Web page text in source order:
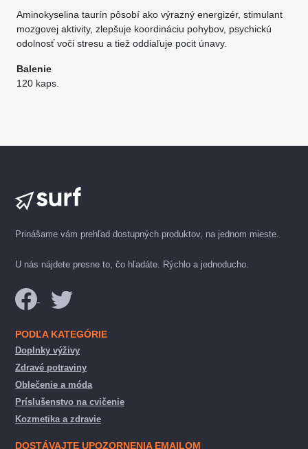
Aminokyselina taurín pôsobí ako výrazný energizér, stimulant
mozgovej aktivity, zlepšuje koordináciu pohybov, psychickú
odolnosť voči stresu a tiež oddiaľuje pocit únavy.
Balenie
120 kaps.
Prinášame vám prehľad dostupných produktov, na jednom mieste.
U nás nájdete presne to, čo hľadáte. Rýchlo a jednoducho.
PODĽA KATEGÓRIE
Doplnky výživy
Zdravé potraviny
Oblečenie a móda
Príslušenstvo na cvičenie
Kozmetika a zdravie
DOSTÁVAJTE UPOZORNENIA EMAILOM